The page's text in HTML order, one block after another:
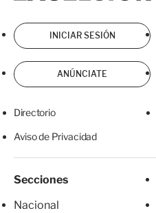
INICIAR SESIÓN
ANÚNCIATE
Directorio
Aviso de Privacidad
Secciones
Nacional